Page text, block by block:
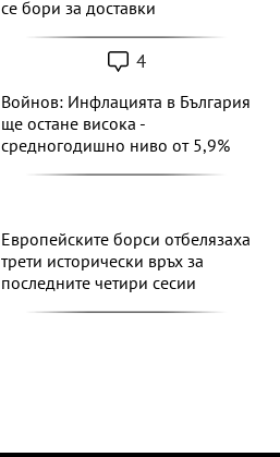
се бори за доставки
4
Войнов: Инфлацията в България
ще остане висока -
средногодишно ниво от 5,9%
Европейските борси отбелязаха
трети исторически връх за
последните четири сесии